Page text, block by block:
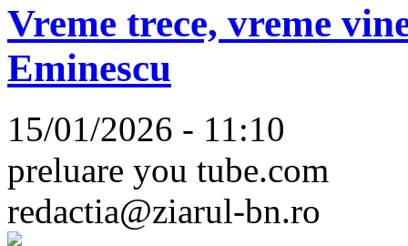
Vreme trece, vreme
Eminescu
15/01/2026 - 11:10
preluare you tube.com
redactia@ziarul-bn.ro